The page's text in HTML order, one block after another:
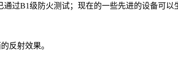
过B1级防火测试；现在的一些先进的设备可以
反射效果。